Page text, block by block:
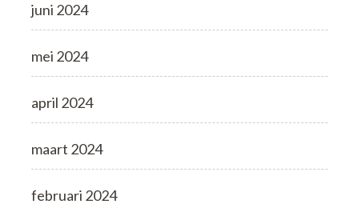
juni 2024
mei 2024
april 2024
maart 2024
februari 2024